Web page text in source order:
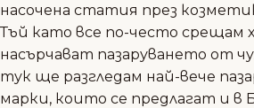
насочена статия през
Тъй като все по-често срещам
насърчават пазаруването от
тук ще разгледам най-вече
марки, които се предлагат и в